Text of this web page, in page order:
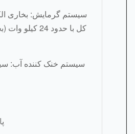
سیستم گرمایش: بخاری